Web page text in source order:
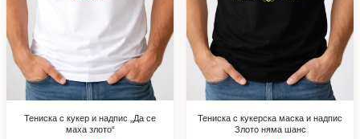
Тениска с кукер и надпис „Да се
маха злото“
Тениска с кукерска маска и надпис
Злото няма шанс